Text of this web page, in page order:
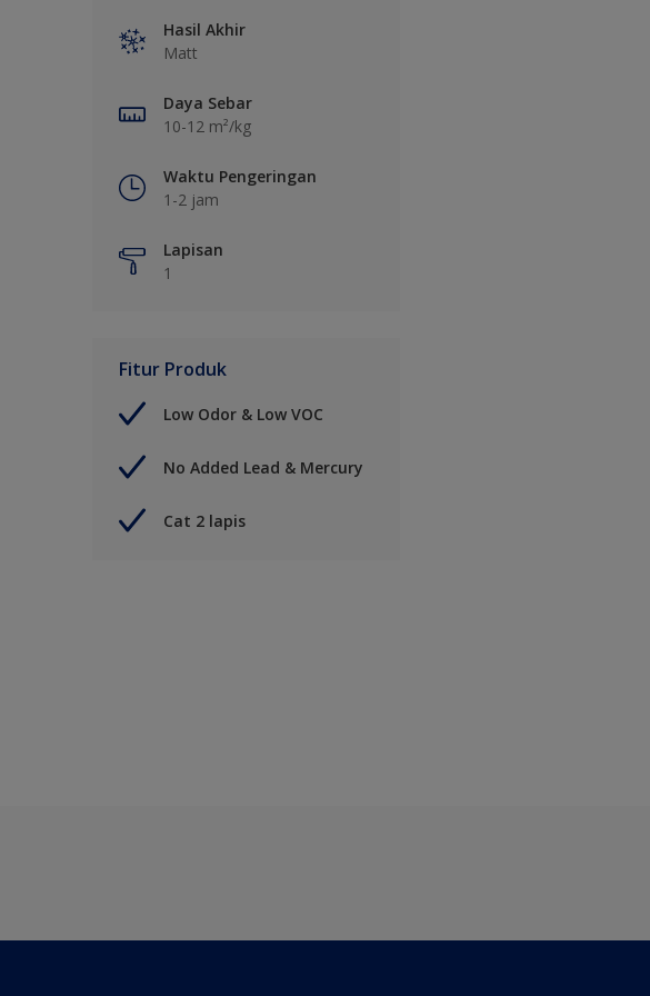
Hasil Akhir
Matt
Daya Sebar
10-12 m²/kg
Waktu Pengeringan
1-2 jam
Lapisan
1
Fitur Produk
Low Odor & Low VOC
No Added Lead & Mercury
Cat 2 lapis